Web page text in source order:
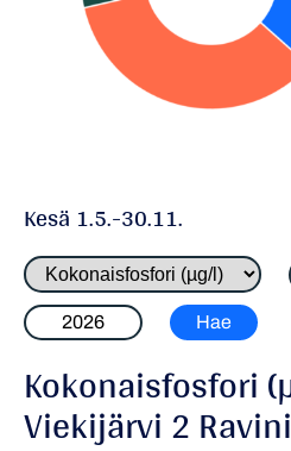
Kesä 1.5.-30.11.
Kokonaisfosfori
Viekijärvi 2